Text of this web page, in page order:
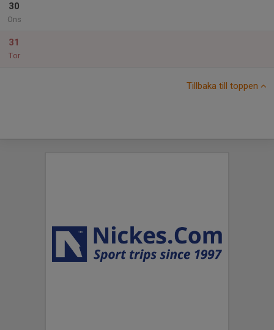
30
Ons
31
Tor
Tillbaka till toppen